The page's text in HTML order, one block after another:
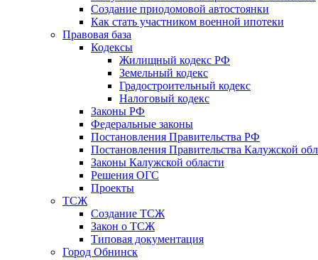
Создание приодомовой автостоянки
Как стать участником военной ипотеки
Правовая база
Кодексы
Жилищный кодекс РФ
Земельный кодекс
Градостроительный кодекс
Налоговый кодекс
Законы РФ
Федеральные законы
Постановления Правительства РФ
Постановления Правительства Калужской
Законы Калужской области
Решения ОГС
Проекты
ТСЖ
Создание ТСЖ
Закон о ТСЖ
Типовая документация
Город Обнинск